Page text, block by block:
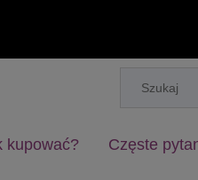
kupować? Częste